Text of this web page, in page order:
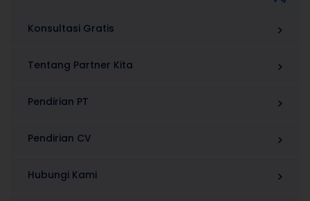
Konsultasi Gratis
Tentang Partner Kita
Pendirian PT
Pendirian CV
Hubungi Kami